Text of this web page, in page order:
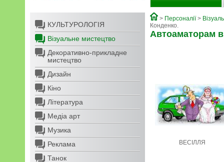
КУЛЬТУРОЛОГІЯ
Візуальне мистецтво
Декоративно-прикладне
мистецтво
Дизайн
Кіно
Література
Медіа арт
Музика
Реклама
Танок
> Персоналії>
Конденко.
Автоаматорам
ВЕСІЛЛЯ